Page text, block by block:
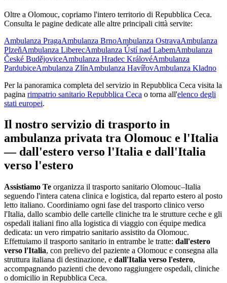
Oltre a Olomouc, copriamo l'intero territorio di Repubblica Ceca.
Consulta le pagine dedicate alle altre principali città servite:
Ambulanza PragaAmbulanza BrnoAmbulanza OstravaAmbulanza
PlzeňAmbulanza LiberecAmbulanza Ústí nad LabemAmbulanza
České BudějoviceAmbulanza Hradec KrálovéAmbulanza
PardubiceAmbulanza ZlínAmbulanza HavířovAmbulanza Kladno
Per la panoramica completa del servizio in Repubblica Ceca visita la
pagina rimpatrio sanitario Repubblica Ceca o torna all'elenco degli
stati europei.
Il nostro servizio di trasporto in
ambulanza privata tra Olomouc e l'Italia
— dall'estero verso l'Italia e dall'Italia
verso l'estero
Assistiamo Te organizza il trasporto sanitario Olomouc–Italia
seguendo l'intera catena clinica e logistica, dal reparto estero al posto
letto italiano. Coordiniamo ogni fase del trasporto clinico verso
l'Italia, dallo scambio delle cartelle cliniche tra le strutture ceche e gli
ospedali italiani fino alla logistica di viaggio con équipe medica
dedicata: un vero rimpatrio sanitario assistito da Olomouc.
Effettuiamo il trasporto sanitario in entrambe le tratte: dall'estero
verso l'Italia, con prelievo del paziente a Olomouc e consegna alla
struttura italiana di destinazione, e dall'Italia verso l'estero,
accompagnando pazienti che devono raggiungere ospedali, cliniche
o domicilio in Repubblica Ceca.